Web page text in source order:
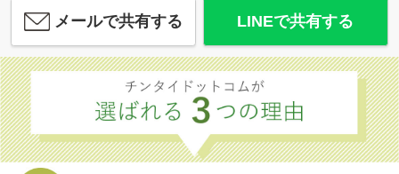
メールで共有する LINEで共有する